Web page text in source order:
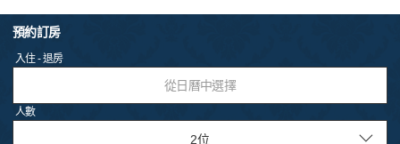
預約訂房
入住 - 退房
從日曆中選擇
人數